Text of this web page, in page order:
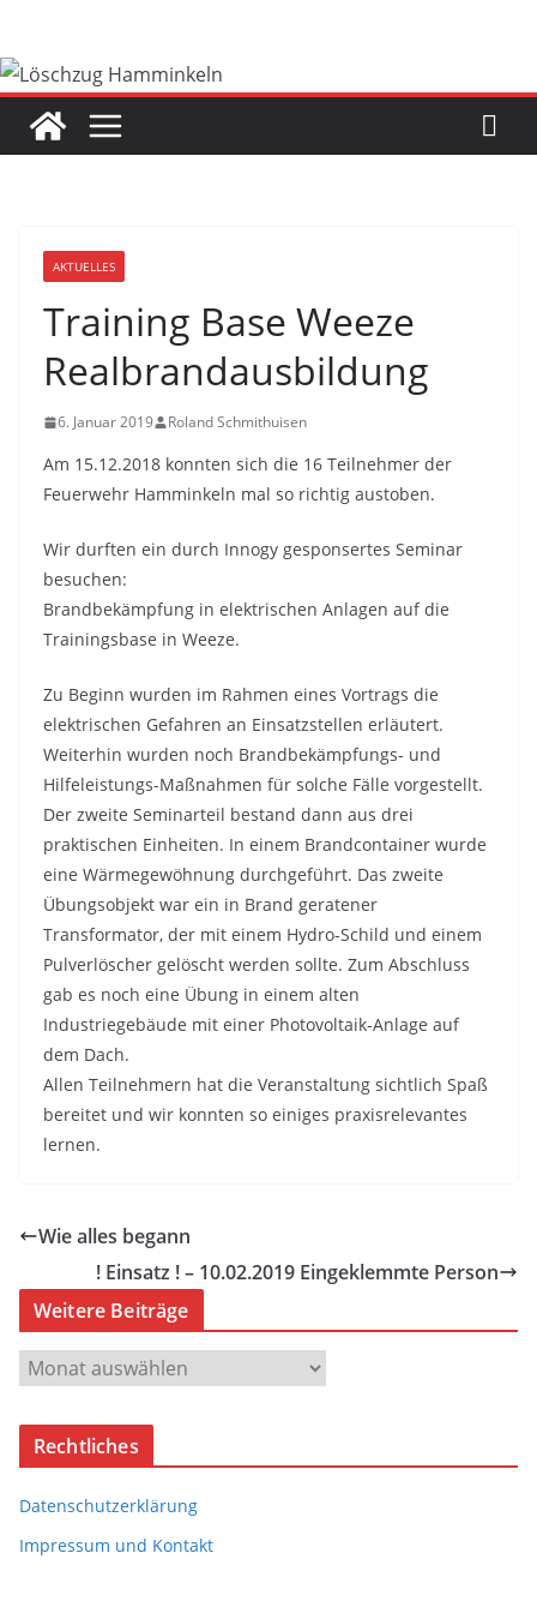
springen
AKTUELLES
Training Base Weeze
Realbrandausbildung
6. Januar 2019 Roland Schmithuisen
Am 15.12.2018 konnten sich die 16 Teilnehmer der
Feuerwehr Hamminkeln mal so richtig austoben.
Wir durften ein durch Innogy gesponsertes Seminar
besuchen:
Brandbekämpfung in elektrischen Anlagen auf die
Trainingsbase in Weeze.
Zu Beginn wurden im Rahmen eines Vortrags die
elektrischen Gefahren an Einsatzstellen erläutert.
Weiterhin wurden noch Brandbekämpfungs- und
Hilfeleistungs-Maßnahmen für solche Fälle vorgestellt.
Der zweite Seminarteil bestand dann aus drei
praktischen Einheiten. In einem Brandcontainer wurde
eine Wärmegewöhnung durchgeführt. Das zweite
Übungsobjekt war ein in Brand geratener
Transformator, der mit einem Hydro-Schild und einem
Pulverlöscher gelöscht werden sollte. Zum Abschluss
gab es noch eine Übung in einem alten
Industriegebäude mit einer Photovoltaik-Anlage auf
dem Dach.
Allen Teilnehmern hat die Veranstaltung sichtlich Spaß
bereitet und wir konnten so einiges praxisrelevantes
lernen.
Wie alles begann
! Einsatz ! – 10.02.2019 Eingeklemmte Person
Weitere Beiträge
W
e
i
r
e
Rechtliches
Datenschutzerklärung
Impressum und Kontakt